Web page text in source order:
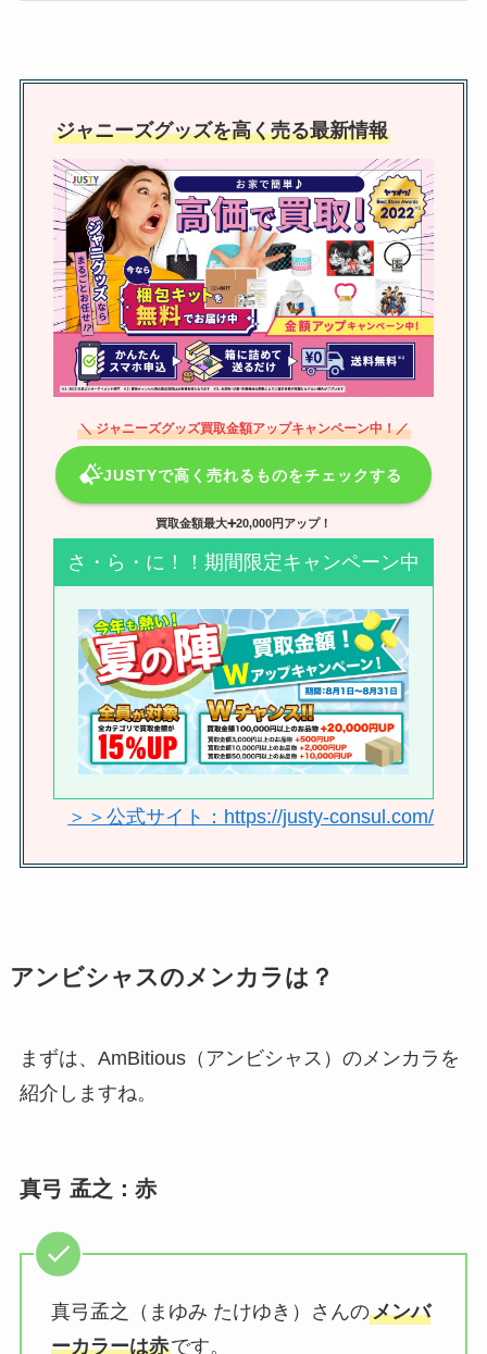
HiHi Jetsのメンカラ一覧！変更が
や元メンバーも紹介
カンペうちわでファンサ貰える
の？ファンサもらいやすい言葉や
ネタ・コツは？
トラビスジャパンは人気ない？海
外の反応や人気順や華がない・や
ジャニーズのペンライト買取は安
いの？買取店舗おすすめや電池・
相場についても調査！
リトル関西の年齢は？やらかしや
人気順、熱愛・身長・大学につい
ても調査
ゴゴキのメンバーを一覧で紹介！
ゴーゴーキッズの担当カラーや1
番人気のある人は誰？
ジャニーズグッズを高く売る最新情報
＼ ジャニーズグッズ買取金額アップキャンペーン中！／
JUSTYで高く売れるものをチェックする
買取金額最大➕20,000円アップ！
さ・ら・に！！期間限定キャンペーン中
＞＞公式サイト：https://justy-consul.com/
アンビシャスのメンカラは？
まずは、AmBitious（アンビシャス）のメンカラを
紹介しますね。
真弓 孟之：赤
真弓孟之（まゆみ たけゆき）さんのメンバ
ーカラーは赤です。